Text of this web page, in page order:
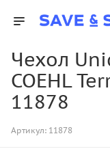
Чехол
COEHL
11878
Артикул: 11878